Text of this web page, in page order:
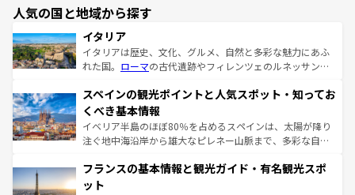
人気の国と地域から探す
イタリア
イタリアは歴史、文化、グルメ、自然と多彩な魅力にあふ
れた国。 ローマの古代遺跡やフィレンツェのルネッサンス
ろん、トスカーナの美しい田園風景やアマルフィ海岸の絶
景など、自然景観も見逃せない。観光の合間には、本場の
ピザやパスタなど、絶品のイタリア料理を堪能することも
できる。朝目覚めてから夜眠るまで、すべての瞬間を楽し
なお、新着のイタリア情報はコンテンツ一覧を参照してほ
しい。
スペインの観光ポイントと人気スポット・知ってお
くべき基本情報
イベリア半島のほぼ80％を占めるスペインは、太陽が降り
注ぐ地中海沿岸から雄大なピレネー山脈まで、多彩な自然
文化が根付くこの国では、情熱的なフラメンコ、熱気あふ
れる闘牛、そして美味しいタパスが生活の一部となってい
フランスの基本情報と観光ガイド・有名観光スポ
ット